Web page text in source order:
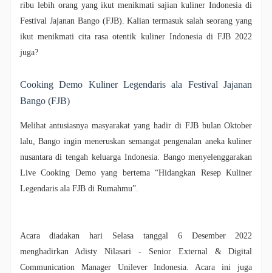
ribu lebih orang yang ikut menikmati sajian kuliner Indonesia di
Festival Jajanan Bango (FJB). Kalian termasuk salah seorang yang
ikut menikmati cita rasa otentik kuliner Indonesia di FJB 2022
juga?
Cooking Demo Kuliner Legendaris ala Festival Jajanan
Bango (FJB)
Melihat antusiasnya masyarakat yang hadir di FJB bulan Oktober
lalu, Bango ingin meneruskan semangat pengenalan aneka kuliner
nusantara di tengah keluarga Indonesia. Bango menyelenggarakan
Live Cooking Demo yang bertema“Hidangkan Resep Kuliner
Legendaris ala FJB di Rumahmu”.
Acara diadakan hari Selasa tanggal 6 Desember 2022
menghadirkan Adisty Nilasari - Senior External & Digital
Communication Manager Unilever Indonesia. Acara ini juga